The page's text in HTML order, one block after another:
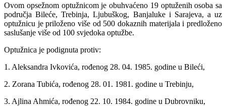
Ovom opsežnom optužnicom je obuhvaćeno 19 optuženih osoba sa
područja Bileće, Trebinja, Ljubuškog, Banjaluke i Sarajeva, a uz
optužnicu je priloženo više od 500 dokaznih materijala i predloženo
saslušanje više od 100 svjedoka optužbe.
Optužnica je podignuta protiv:
1. Aleksandra Ivkovića, rođenog 28. 04. 1985. godine u Bileći,
2. Zorana Tubića, rođenog 28. 01. 1981. godine u Trebinju,
3. Ajlina Ahmića, rođenog 22. 10. 1984. godine u Dubrovniku,